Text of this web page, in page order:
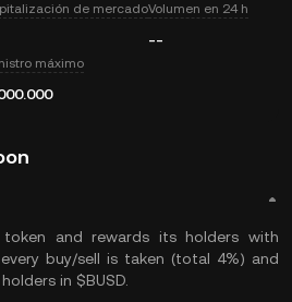
de mercadoVolumen en 24 h
--
máximo
and rewards its holders with
buy/sell is taken (total 4%) and
in $BUSD.